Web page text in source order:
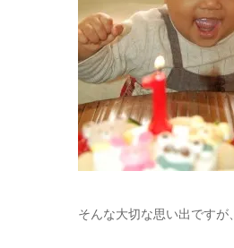
そんな大切な思い出ですが、